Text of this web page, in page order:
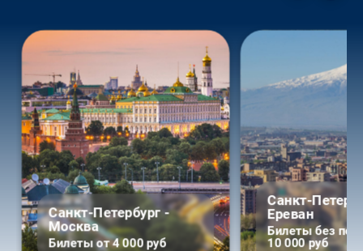
Санкт-Петербург -
Москва
Билеты от 4 000 руб
Санкт-
Ереван
Билеты без
10 000 руб